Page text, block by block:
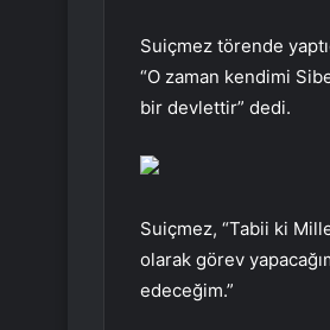
Suiçmez törende
“O zaman kendimi
bir devlettir” dedi.
Suiçmez, “Tabii ki
olarak görev
edeceğim.”